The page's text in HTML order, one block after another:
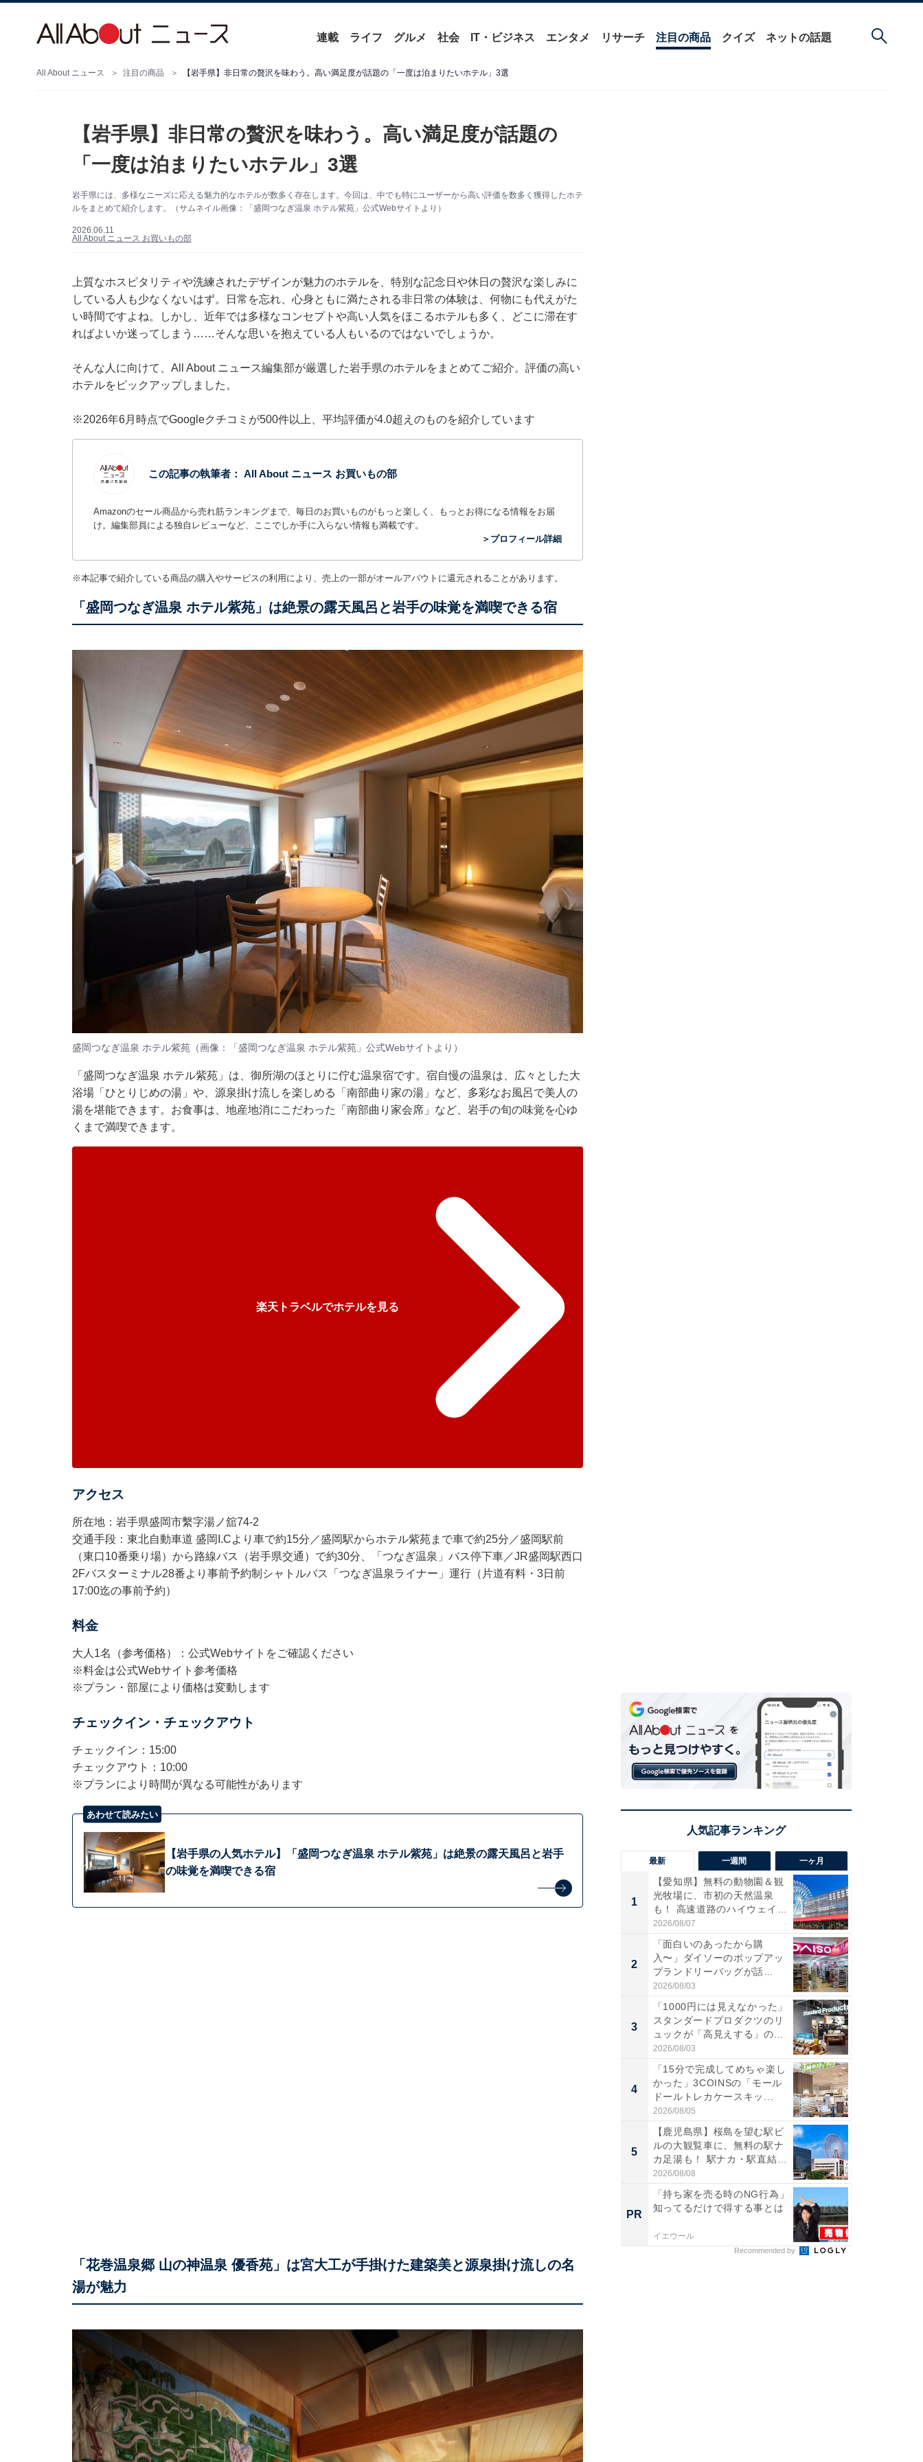
連載 ライフ グルメ 社会 IT・ビジネス エンタメ リサーチ 注目の商品 クイズ ネットの話題
All About ニュース 注目の商品 【岩手県】非日常の贅沢を味わう。高い満足度が話題の「一度は泊まりたいホテル」3選
【岩手県】非日常の贅沢を味わう。高い満足度が話題の
「一度は泊まりたいホテル」3選
岩手県には、多様なニーズに応える魅力的なホテルが数多く存在します。今回は、中でも特にユーザーから高い評価を数多く獲得したホテ
ルをまとめて紹介します。（サムネイル画像：「盛岡つなぎ温泉 ホテル紫苑」公式Webサイトより）
2026.06.11
All About ニュース お買いもの部
上質なホスピタリティや洗練されたデザインが魅力のホテルを、特別な記念日や休日の贅沢な楽しみに
している人も少なくないはず。日常を忘れ、心身ともに満たされる非日常の体験は、何物にも代えがた
い時間ですよね。しかし、近年では多様なコンセプトや高い人気をほこるホテルも多く、どこに滞在す
ればよいか迷ってしまう……そんな思いを抱えている人もいるのではないでしょうか。
そんな人に向けて、All About ニュース編集部が厳選した岩手県のホテルをまとめてご紹介。評価の高い
ホテルをピックアップしました。
※2026年6月時点でGoogleクチコミが500件以上、平均評価が4.0超えのものを紹介しています
この記事の執筆者： All About ニュース お買いもの部
Amazonのセール商品から売れ筋ランキングまで、毎日のお買いものがもっと楽しく、もっとお得になる情報をお届
け。編集部員による独自レビューなど、ここでしか手に入らない情報も満載です。
＞プロフィール詳細
※本記事で紹介している商品の購入やサービスの利用により、売上の一部がオールアバウトに還元されることがあります。
「盛岡つなぎ温泉 ホテル紫苑」は絶景の露天風呂と岩手の味覚を満喫できる宿
盛岡つなぎ温泉 ホテル紫苑（画像：「盛岡つなぎ温泉 ホテル紫苑」公式Webサイトより）
「盛岡つなぎ温泉 ホテル紫苑」は、御所湖のほとりに佇む温泉宿です。宿自慢の温泉は、広々とした大
浴場「ひとりじめの湯」や、源泉掛け流しを楽しめる「南部曲り家の湯」など、多彩なお風呂で美人の
湯を堪能できます。お食事は、地産地消にこだわった「南部曲り家会席」など、岩手の旬の味覚を心ゆ
くまで満喫できます。
楽天トラベルでホテルを見る
アクセス
所在地：岩手県盛岡市繫字湯ノ舘74-2
交通手段：東北自動車道 盛岡I.Cより車で約15分／盛岡駅からホテル紫苑まで車で約25分／盛岡駅前
（東口10番乗り場）から路線バス（岩手県交通）で約30分、「つなぎ温泉」バス停下車／JR盛岡駅西口
2Fバスターミナル28番より事前予約制シャトルバス「つなぎ温泉ライナー」運行（片道有料・3日前
17:00迄の事前予約）
料金
大人1名（参考価格）：公式Webサイトをご確認ください
※料金は公式Webサイト参考価格
※プラン・部屋により価格は変動します
チェックイン・チェックアウト
チェックイン：15:00
チェックアウト：10:00
※プランにより時間が異なる可能性があります
あわせて読みたい
【岩手県の人気ホテル】「盛岡つなぎ温泉 ホテル紫苑」は絶景の露天風呂と岩手
の味覚を満喫できる宿
「花巻温泉郷 山の神温泉 優香苑」は宮大工が手掛けた建築美と源泉掛け流しの名
湯が魅力
最新 一週間 一ヶ月
1
【愛知県】無料の動物園＆観
光牧場に、市初の天然温泉
も！ 高速道路のハイウェイオ
ア...
2026/08/07
2
「面白いのあったから購
入〜」ダイソーのポップアッ
プランドリーバッグが話
題。“さま...
2026/08/03
3
「1000円には見えなかった」
スタンダードプロダクツのリ
ュックが「高見えする」の...
2026/08/03
4
「15分で完成してめちゃ楽し
かった」3COINSの「モール
ドールトレカケースキッ...
2026/08/05
5
【鹿児島県】桜島を望む駅ビ
ルの大観覧車に、無料の駅ナ
カ足湯も！ 駅ナカ・駅直結
ス...
2026/08/08
PR
「持ち家を売る時のNG行為」
知ってるだけで得する事とは
イエウール
Recommended by